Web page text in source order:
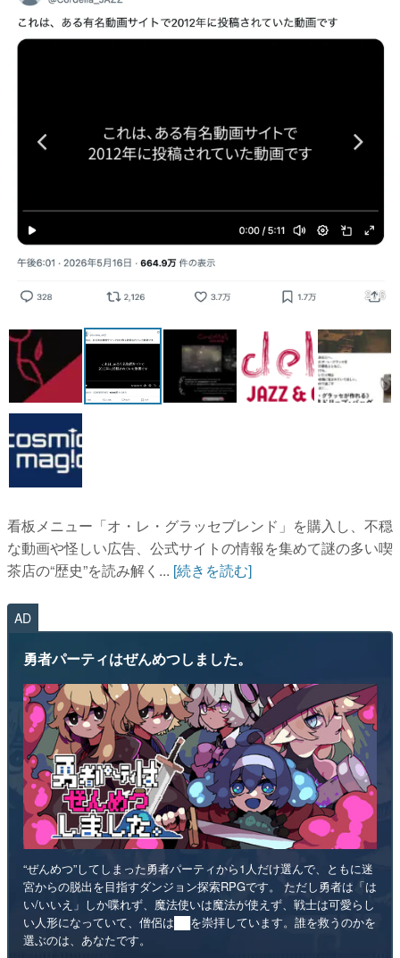
女性向け
アプリレビュー
電ファミニコゲーマーとは？
運営：株式会社マレ
2 / 6
看板メニュー「オ・レ・グラッセブレンド」を購入し、不穏
な動画や怪しい広告、公式サイトの情報を集めて謎の多い喫
茶店の“歴史”を読み解く... [続きを読む]
AD
勇者パーティはぜんめつしました。
“ぜんめつ”してしまった勇者パーティから1人だけ選んで、ともに迷
宮からの脱出を目指すダンジョン探索RPGです。 ただし勇者は「は
い/いいえ」しか喋れず、魔法使いは魔法が使えず、戦士は可愛らし
い人形になっていて、僧侶は██を崇拝しています。誰を救うのかを
選ぶのは、あなたです。